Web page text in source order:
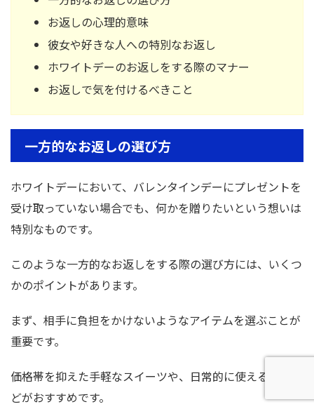
お返しの心理的意味
彼女や好きな人への特別なお返し
ホワイトデーのお返しをする際のマナー
お返しで気を付けるべきこと
一方的なお返しの選び方
ホワイトデーにおいて、バレンタインデーにプレゼントを
受け取っていない場合でも、何かを贈りたいという想いは
特別なものです。
このような一方的なお返しをする際の選び方には、いくつ
かのポイントがあります。
まず、相手に負担をかけないようなアイテムを選ぶことが
重要です。
価格帯を抑えた手軽なスイーツや、日常的に使える小物な
どがおすすめです。